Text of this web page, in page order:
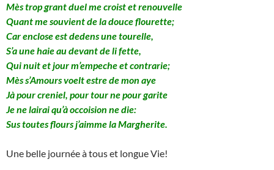
Mès trop grant duel me croist et renouvelle
Quant me souvient de la douce flourette;
Car enclose est dedens une tourelle,
S’a une haie au devant de li fette,
Qui nuit et jour m’empeche et contrarie;
Mès s’Amours voelt estre de mon aye
Jà pour creniel, pour tour ne pour garite
Je ne lairai qu’à occoision ne die:
Sus toutes flours j’aimme la Margherite.
Une belle journée à tous et longue Vie!